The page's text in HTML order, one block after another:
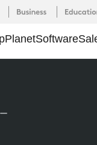
PlanetSoftware